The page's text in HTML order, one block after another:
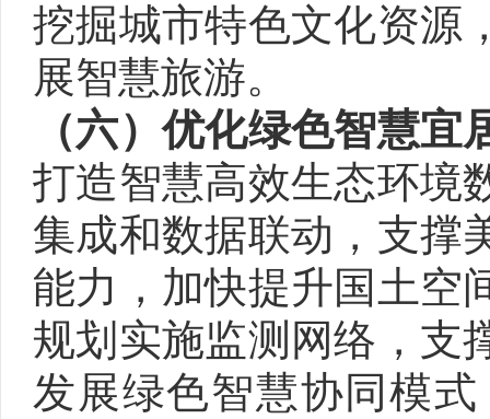
挖掘城市特色文化资源
展智慧旅游。
（六）优化绿色智慧宜
打造智慧高效生态环境
集成和数据联动，支撑
能力，加快提升国土空
规划实施监测网络，支
发展绿色智慧协同模